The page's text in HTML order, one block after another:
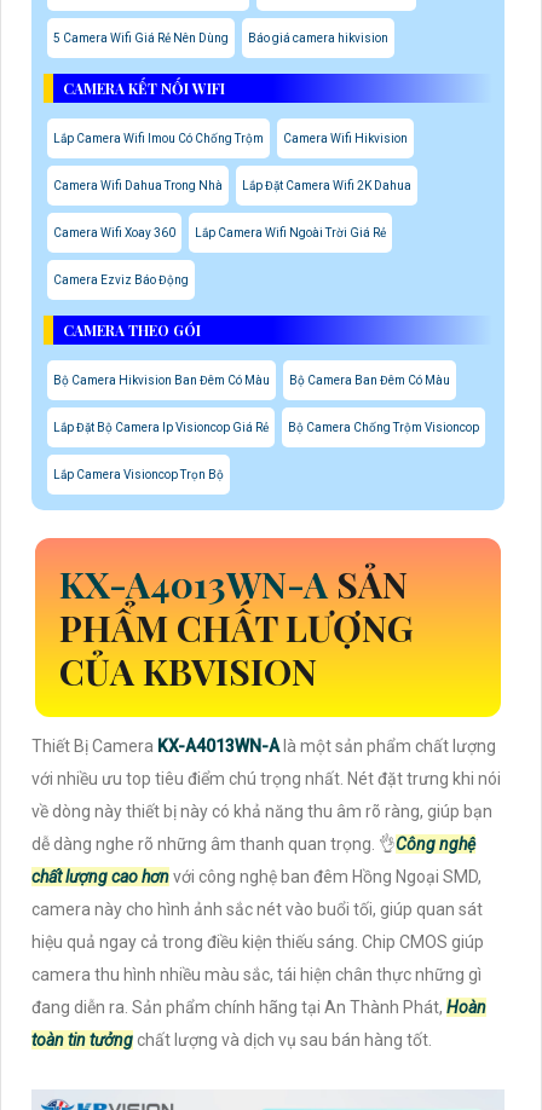
5 Camera Wifi Giá Rẻ Nên Dùng Báo giá camera hikvision
CAMERA KẾT NỐI WIFI
Lắp Camera Wifi Imou Có Chống Trộm Camera Wifi Hikvision
Camera Wifi Dahua Trong Nhà Lắp Đặt Camera Wifi 2K Dahua
Camera Wifi Xoay 360 Lắp Camera Wifi Ngoài Trời Giá Rẻ
Camera Ezviz Báo Động
CAMERA THEO GÓI
Bộ Camera Hikvision Ban Đêm Có Màu Bộ Camera Ban Đêm Có Màu
Lắp Đặt Bộ Camera Ip Visioncop Giá Rẻ Bộ Camera Chống Trộm Visioncop
Lắp Camera Visioncop Trọn Bộ
KX-A4013WN-ASẢN
PHẨM CHẤT LƯỢNG
CỦA KBVISION
Thiết Bị Camera KX-A4013WN-A là một sản phẩm chất lượng
với nhiều ưu top tiêu điểm chú trọng nhất. Nét đặt trưng khi nói
về dòng này thiết bị này có khả năng thu âm rõ ràng, giúp bạn
dễ dàng nghe rõ những âm thanh quan trọng. 👌Công nghệ
chất lượng cao hơnvới công nghệ ban đêm Hồng Ngoại SMD,
camera này cho hình ảnh sắc nét vào buổi tối, giúp quan sát
hiệu quả ngay cả trong điều kiện thiếu sáng. Chip CMOS giúp
camera thu hình nhiều màu sắc, tái hiện chân thực những gì
đang diễn ra. Sản phẩm chính hãng tại An Thành Phát, Hoàn
toàn tin tưởngchất lượng và dịch vụ sau bán hàng tốt.